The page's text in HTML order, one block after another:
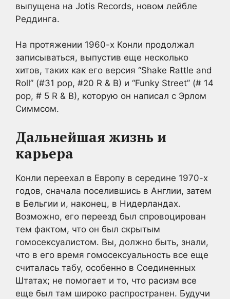
выпущена на Jotis Records, новом лейбле
Реддинга.
На протяжении 1960-х Конли продолжал
записываться, выпустив еще несколько
хитов, таких как его версия “Shake Rattle and
Roll” (#31 pop, #20 R & B) и “Funky Street” (# 14
pop, # 5 R & B), которую он написал с Эрлом
Симмсом.
Дальнейшая жизнь и
карьера
Конли переехал в Европу в середине 1970-х
годов, сначала поселившись в Англии, затем
в Бельгии и, наконец, в Нидерландах.
Возможно, его переезд был спровоцирован
тем фактом, что он был скрытым
гомосексуалистом. Вы, должно быть, знали,
что в его время гомосексуальность все еще
считалась табу, особенно в Соединенных
Штатах; не помогает и то, что расизм все
еще был там широко распространен. Будучи